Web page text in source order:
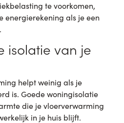
te voorkomen,
energierekening als je een
isolatie van je
helpt weinig als je
is. Goede woningisolatie
die je vloerverwarming
in je huis blijft.